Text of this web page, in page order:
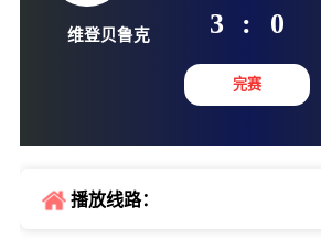
3 :
完赛
播放线路：